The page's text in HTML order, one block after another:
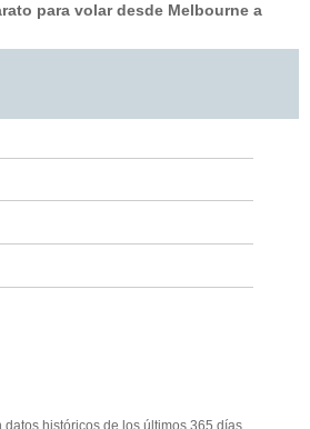
para volar desde Melbourne a